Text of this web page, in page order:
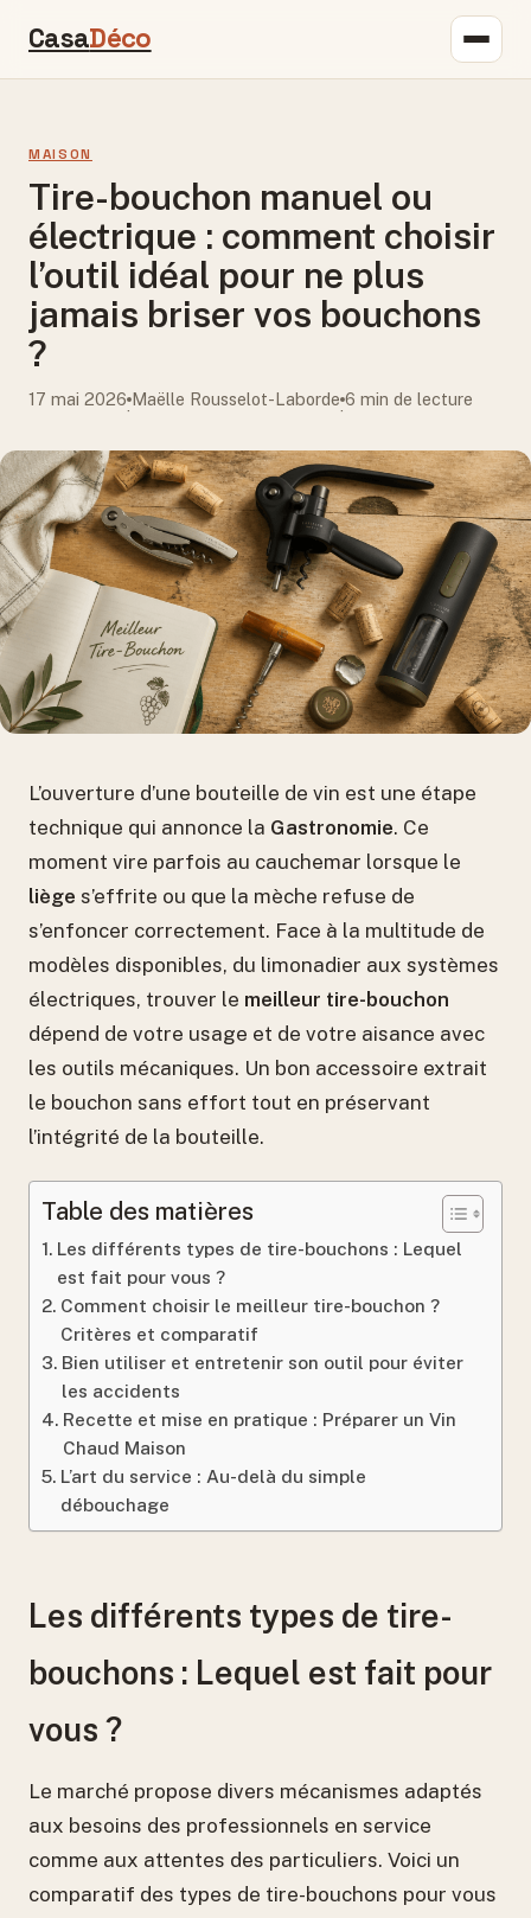
CasaDéco
MAISON
Tire-bouchon manuel ou
électrique : comment choisir
l’outil idéal pour ne plus
jamais briser vos bouchons
?
17 mai 2026
·
Maëlle Rousselot-Laborde
·
6 min de lecture
L’ouverture d’une bouteille de vin est une étape
technique qui annonce la Gastronomie. Ce
moment vire parfois au cauchemar lorsque le
liège s’effrite ou que la mèche refuse de
s’enfoncer correctement. Face à la multitude de
modèles disponibles, du limonadier aux systèmes
électriques, trouver le meilleur tire-bouchon
dépend de votre usage et de votre aisance avec
les outils mécaniques. Un bon accessoire extrait
le bouchon sans effort tout en préservant
l’intégrité de la bouteille.
Table des matières
Les différents types de tire-bouchons : Lequel
est fait pour vous ?
Comment choisir le meilleur tire-bouchon ?
Critères et comparatif
Bien utiliser et entretenir son outil pour éviter
les accidents
Recette et mise en pratique : Préparer un Vin
Chaud Maison
L’art du service : Au-delà du simple
débouchage
Les différents types de tire-
bouchons : Lequel est fait pour
vous ?
Le marché propose divers mécanismes adaptés
aux besoins des professionnels en service
comme aux attentes des particuliers. Voici un
comparatif des types de tire-bouchons pour vous